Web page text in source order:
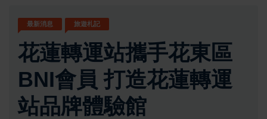
最新消息 旅遊札記
花蓮轉運站攜手花東區
BNI會員 打造花蓮轉運
站品牌體驗館